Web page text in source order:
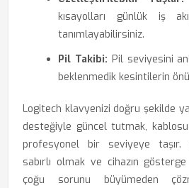
kısayolları günlük iş
tanımlayabilirsiniz.
Pil Takibi: Pil seviyesini
beklenmedik kesintilerin
Logitech klavyenizi doğru şekilde
desteğiyle güncel tutmak,
profesyonel bir seviyeye taşır.
sabırlı olmak ve cihazın gösterge
çoğu sorunu büyümeden